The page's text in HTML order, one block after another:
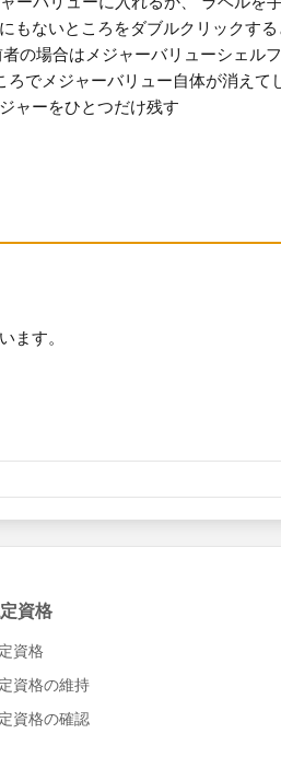
た方法が簡単かなと思います。列の
、そこで任意の値を設定できます。
シェルフから手で不要なメジャーを
にします。
ます。